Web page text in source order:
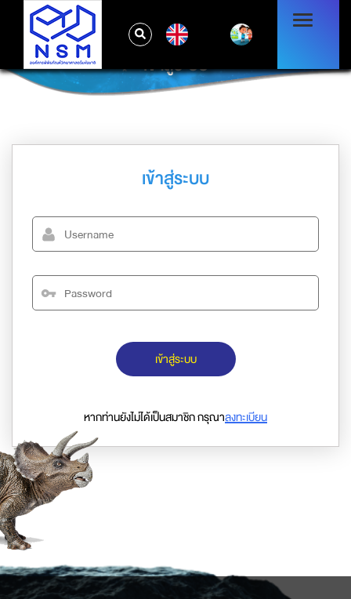
เข้าสู่ระบบ
เข้าสู่ระบบ
เข้าสู่ระบบ
หากท่านยังไม่ได้เป็นสมาชิก กรุณาลงทะเบียน